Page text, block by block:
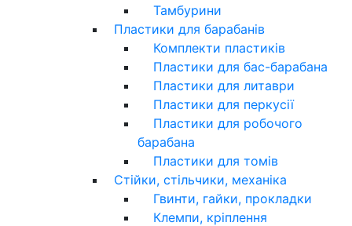
Тамбурини
Пластики для барабанів
Комплекти пластиків
Пластики для бас-барабана
Пластики для литаври
Пластики для перкусії
Пластики для робочого
барабана
Пластики для томів
Стійки, стільчики, механіка
Гвинти, гайки, прокладки
Клемпи, кріплення